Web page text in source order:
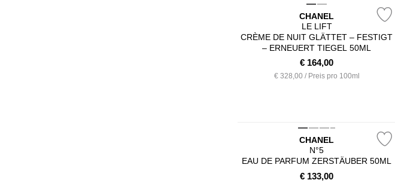
CHANEL
LE LIFT
CRÈME DE NUIT GLÄTTET – FESTIGT
– ERNEUERT TIEGEL 50ML
€ 164,00
€ 328,00 / Preis pro 100ml
CHANEL
N°5
EAU DE PARFUM ZERSTÄUBER 50ML
€ 133,00